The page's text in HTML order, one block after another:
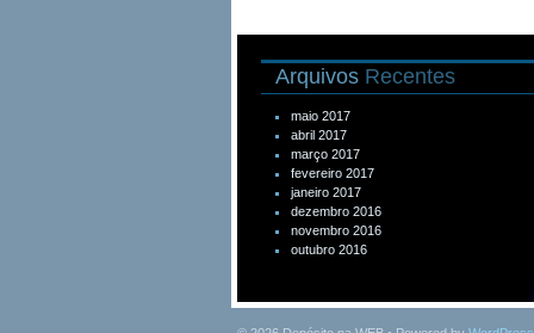
Arquivos Recentes
maio 2017
abril 2017
março 2017
fevereiro 2017
janeiro 2017
dezembro 2016
novembro 2016
outubro 2016